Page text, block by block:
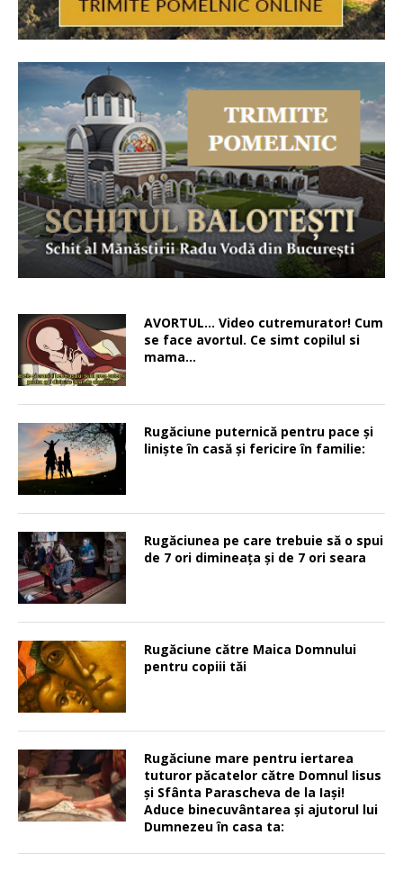
AVORTUL… Video cutremurator! Cum
se face avortul. Ce simt copilul si
mama…
Rugăciune puternică pentru pace şi
linişte în casă şi fericire în familie:
Rugăciunea pe care trebuie să o spui
de 7 ori dimineața și de 7 ori seara
Rugăciune către Maica Domnului
pentru copiii tăi
Rugăciune mare pentru iertarea
tuturor păcatelor către Domnul Iisus
şi Sfânta Parascheva de la Iaşi!
Aduce binecuvântarea şi ajutorul lui
Dumnezeu în casa ta: